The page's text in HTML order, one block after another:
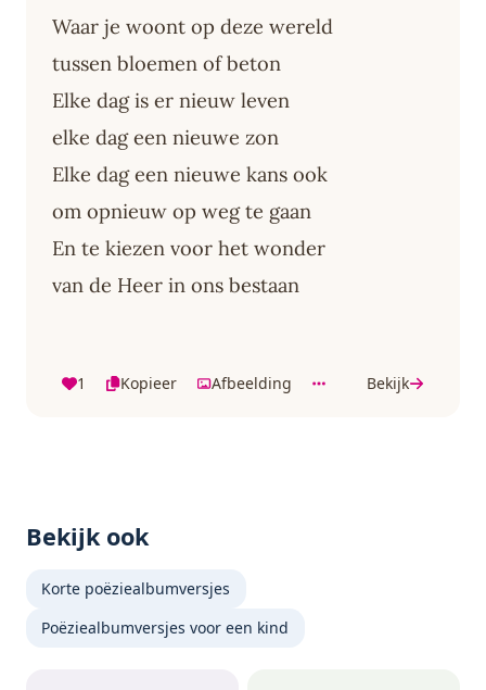
Waar je woont op deze wereld
tussen bloemen of beton
Elke dag is er nieuw leven
elke dag een nieuwe zon
Elke dag een nieuwe kans ook
om opnieuw op weg te gaan
En te kiezen voor het wonder
van de Heer in ons bestaan
1 Kopieer Afbeelding Bekijk
Bekijk ook
Korte poëziealbumversjes
Poëziealbumversjes voor een kind